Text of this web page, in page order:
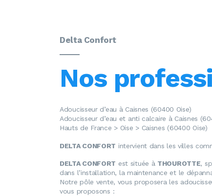
Delta Confort
Nos
Adoucisseur d’eau à Caisnes (60400 Oise)
Adoucisseur d’eau et anti calcaire à Caisnes
Hauts de France > Oise > Caisnes (60400 Oise)
DELTA CONFORT intervient dans les villes
DELTA CONFORT est située à THOUROTTE,
dans l’installation, la maintenance et le
Notre pôle vente, vous proposera les
vous proposons :